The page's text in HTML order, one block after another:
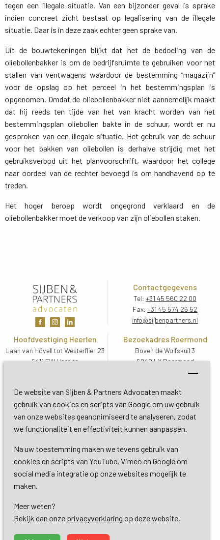
De website van Sijben & Partners Advocaten maakt
gebruik van cookies en scripts van Google om uw gebruik
van onze websites geanonimiseerd te analyseren, zodat
we functionaliteit en effectiviteit kunnen aanpassen.
Na uw toestemming maken we tevens gebruik van
cookies en scripts van YouTube, Vimeo en Google om
social media integratie op onze websites mogelijk te
maken.
Meer weten?
Bekijk dan onze privacyverklaring op deze website.
tegen een illegale situatie. Van een bijzonder geval is sprake
indien concreet zicht bestaat op legalisering van de illegale
situatie. Daar is in deze zaak echter geen sprake van.
Uit de bouwtekeningen blijkt dat het de bedoeling van de
oliebollenbakker is om de bedrijfsruimte te gebruiken voor het
stallen van ventwagens waardoor de bestemming “magazijn”
voor de opslag op het perceel in het bestemmingsplan is
opgenomen. Omdat de oliebollenbakker niet aannemelijk maakt
dat hij reeds ten tijde van het van kracht worden van het
bestemmingsplan oliebollen bakte in de schuur, wordt er nu
gesproken van een illegale situatie. Het gebruik van de schuur
voor het bakken van oliebollen is derhalve strijdig met het
gebruiksverbod uit het planvoorschrift, waardoor het college
naar oordeel van de rechter bevoegd is om handhavend op te
treden.
Het hoger beroep wordt ongegrond verklaard en de
oliebollenbakker moet de verkoop van zijn oliebollen staken.
Contactgegevens
Tel: +31 45 560 22 00
Fax: +31 45 574 26 52
info@sijbenpartners.nl
Hoofdvestiging Heerlen
Laan van Hövell tot Westerflier 23
6411 EW Heerlen
Bezoekadres Roermond
Boven de Wolfskuil 3
6049 LX Roermond
Routebeschrijving
Bezoekadres De Bilt
Soestdijkseweg Zuid 13
3732 HC De Bilt (Utrecht)
Copyright 2026 © Sijben & Partners
Dienstverlening